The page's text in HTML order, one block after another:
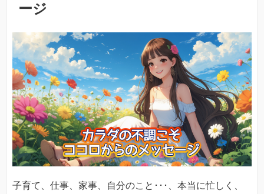
ージ
子育て、仕事、家事、自分のこと･･･、本当に忙しく、